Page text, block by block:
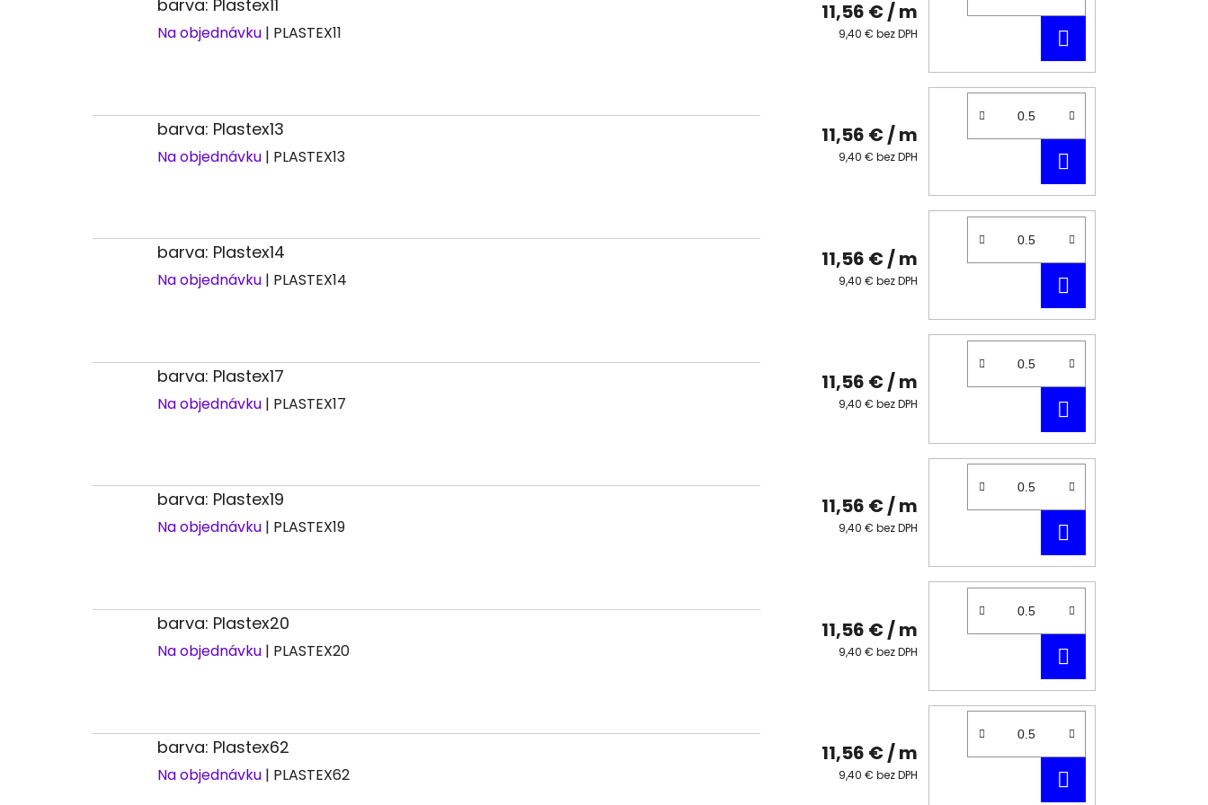
barva: Plastex11
Na objednávku | PLASTEX11
11,56 € / m
9,40 € bez DPH
KOŠÍKA
barva: Plastex13
Na objednávku | PLASTEX13
11,56 € / m
9,40 € bez DPH
KOŠÍKA
barva: Plastex14
Na objednávku | PLASTEX14
11,56 € / m
9,40 € bez DPH
KOŠÍKA
barva: Plastex17
Na objednávku | PLASTEX17
11,56 € / m
9,40 € bez DPH
KOŠÍKA
barva: Plastex19
Na objednávku | PLASTEX19
11,56 € / m
9,40 € bez DPH
KOŠÍKA
barva: Plastex20
Na objednávku | PLASTEX20
11,56 € / m
9,40 € bez DPH
KOŠÍKA
barva: Plastex62
Na objednávku | PLASTEX62
11,56 € / m
9,40 € bez DPH